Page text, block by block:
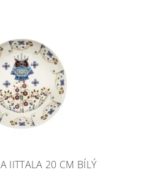
IITTALA 20 CM BÍLÝ